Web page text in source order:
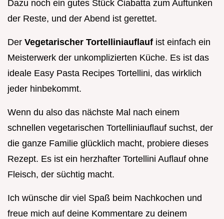
Dazu noch ein gutes Stück Ciabatta zum Auftunken
der Reste, und der Abend ist gerettet.
Der Vegetarischer Tortelliniauflauf ist einfach ein
Meisterwerk der unkomplizierten Küche. Es ist das
ideale Easy Pasta Recipes Tortellini, das wirklich
jeder hinbekommt.
Wenn du also das nächste Mal nach einem
schnellen vegetarischen Tortelliniauflauf suchst, der
die ganze Familie glücklich macht, probiere dieses
Rezept. Es ist ein herzhafter Tortellini Auflauf ohne
Fleisch, der süchtig macht.
Ich wünsche dir viel Spaß beim Nachkochen und
freue mich auf deine Kommentare zu deinem